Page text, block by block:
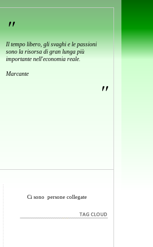
"
Il tempo libero, gli svaghi e le passioni
sono la risorsa di gran lunga più
importante nell'economia reale.
Marcante
"
Ci sono persone collegate